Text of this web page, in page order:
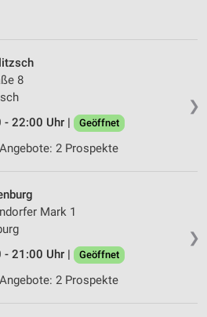
❯
8
- 22:00 Uhr |
Geöffnet
2 Prospekte
❯
Mark 1
- 21:00 Uhr |
Geöffnet
2 Prospekte